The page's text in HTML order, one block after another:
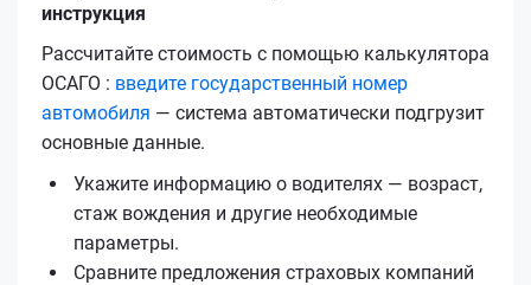
инструкция
Рассчитайте стоимость с помощью калькулятора
ОСАГО : введите государственный номер
автомобиля — система автоматически подгрузит
основные данные.
Укажите информацию о водителях — возраст,
стаж вождения и другие необходимые
параметры.
Сравните предложения страховых компаний